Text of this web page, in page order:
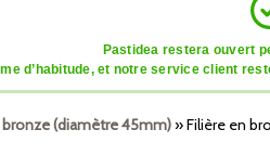
Pastidea restera ouvert
d’habitude, et notre service client
(diamètre 45mm)»Filière en